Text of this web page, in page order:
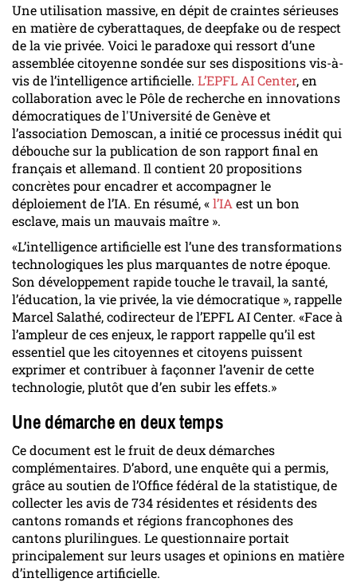
Une utilisation massive, en dépit de craintes sérieuses
en matière de cyberattaques, de deepfake ou de respect
de la vie privée. Voici le paradoxe qui ressort d’une
assemblée citoyenne sondée sur ses dispositions vis-à-
vis de l’intelligence artificielle. L’EPFL AI Center, en
collaboration avec le Pôle de recherche en innovations
démocratiques de l'Université de Genève et
l’association Demoscan, a initié ce processus inédit qui
débouche sur la publication de son rapport final en
français et allemand. Il contient 20 propositions
concrètes pour encadrer et accompagner le
déploiement de l’IA. En résumé, «l’IA est un bon
esclave, mais un mauvais maître ».
«L’intelligence artificielle est l’une des transformations
technologiques les plus marquantes de notre époque.
Son développement rapide touche le travail, la santé,
l’éducation, la vie privée, la vie démocratique », rappelle
Marcel Salathé, codirecteur de l’EPFL AI Center. «Face à
l’ampleur de ces enjeux, le rapport rappelle qu’il est
essentiel que les citoyennes et citoyens puissent
exprimer et contribuer à façonner l’avenir de cette
technologie, plutôt que d’en subir les effets.»
Une démarche en deux temps
Ce document est le fruit de deux démarches
complémentaires. D’abord, une enquête qui a permis,
grâce au soutien de l’Office fédéral de la statistique, de
collecter les avis de 734 résidentes et résidents des
cantons romands et régions francophones des
cantons plurilingues. Le questionnaire portait
principalement sur leurs usages et opinions en matière
d’intelligence artificielle.